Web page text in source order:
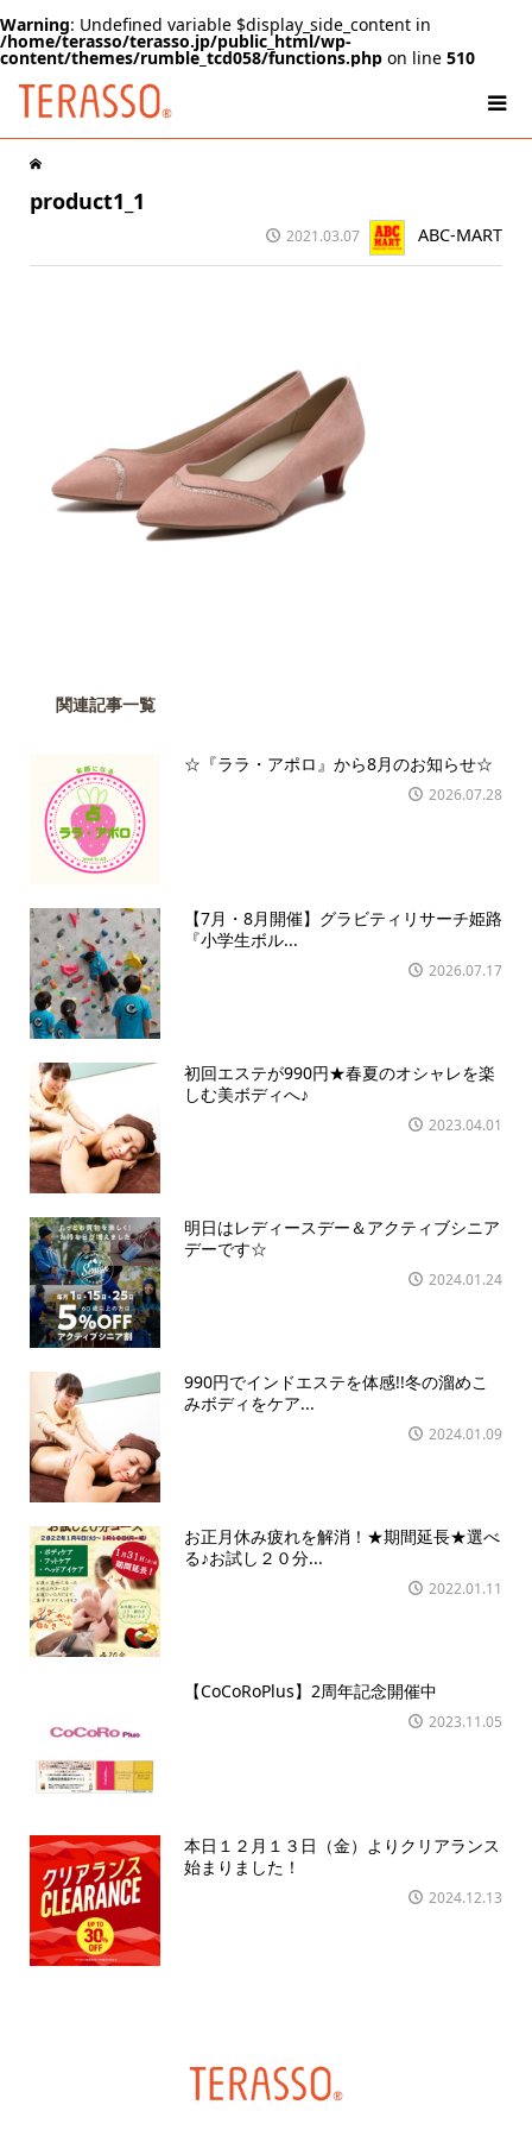
Warning: Undefined variable $display_side_content in
/home/terasso/terasso.jp/public_html/wp-
content/themes/rumble_tcd058/functions.php on line 510
product1_1
2021.03.07 ABC-MART
関連記事一覧
☆『ララ・アポロ』から8月のお知らせ☆
2026.07.28
【7月・8月開催】グラビティリサーチ姫路
『小学生ボル...
2026.07.17
初回エステが990円★春夏のオシャレを楽
しむ美ボディへ♪
2023.04.01
明日はレディースデー＆アクティブシニア
デーです☆
2024.01.24
990円でインドエステを体感!!冬の溜めこ
みボディをケア...
2024.01.09
お正月休み疲れを解消！★期間延長★選べ
る♪お試し２０分...
2022.01.11
【CoCoRoPlus】2周年記念開催中
2023.11.05
本日１２月１３日（金）よりクリアランス
始まりました！
2024.12.13